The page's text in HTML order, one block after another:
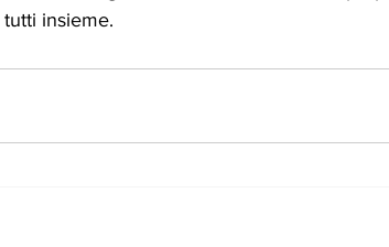
insieme.